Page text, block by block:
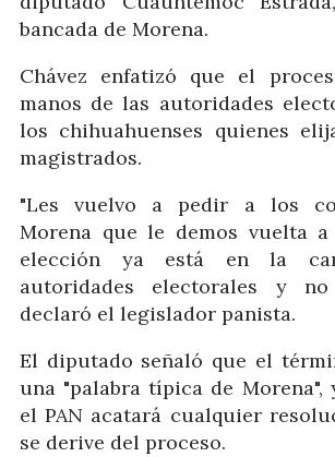
bancada de Morena.
Chávez enfatizó que el
manos de las autoridades
los chihuahuenses quienes
magistrados.
"Les vuelvo a pedir a los
Morena que le demos vuelta
elección ya está en la
autoridades electorales y
declaró el legislador panista.
El diputado señaló que el
una "palabra típica de Morena",
el PAN acatará cualquier
se derive del proceso.